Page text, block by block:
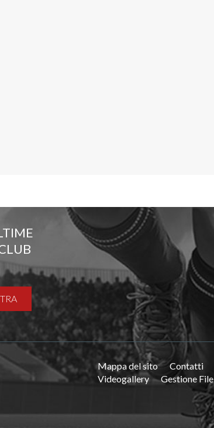
Mappa del sito Contatti
Videogallery
Gestione File